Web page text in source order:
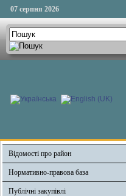
07 серпня 2026
Відомості про район
Нормативно-правова база
Публічні закупівлі